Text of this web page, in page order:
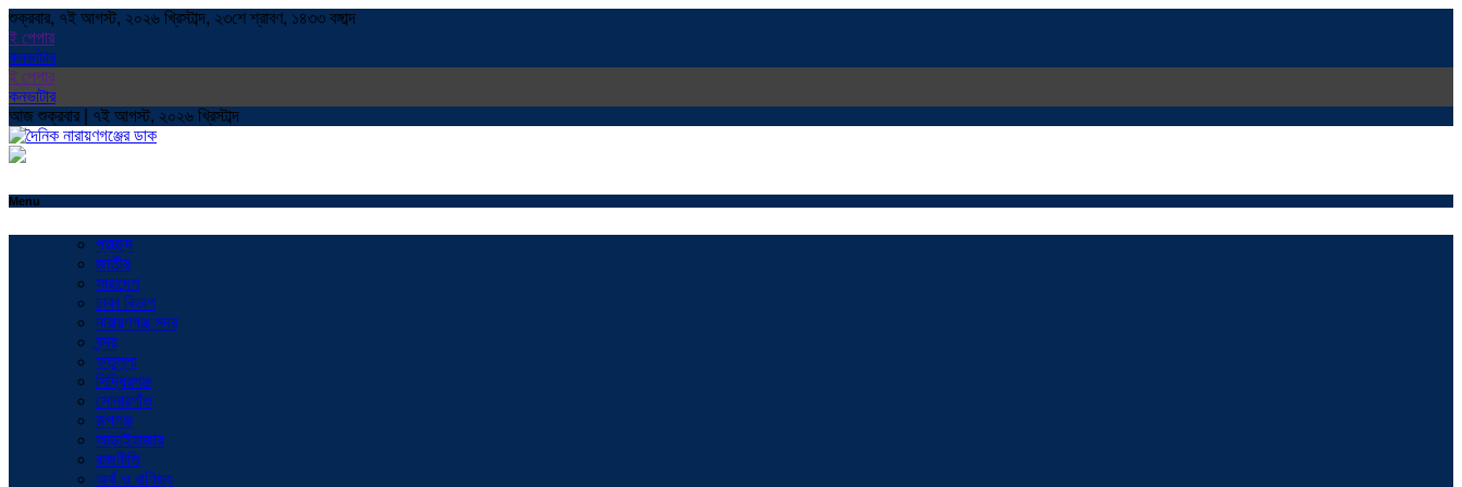
শুক্রবার, ৭ই আগস্ট, ২০২৬ খ্রিস্টাব্দ, ২৩শে শ্রাবণ, ১৪৩৩ বঙ্গাব্দ
ই পেপার
কনভাটার
ই পেপার
কনভাটার
আজ শুক্রবার | ৭ই আগস্ট, ২০২৬ খ্রিস্টাব্দ
Menu
প্রচ্ছদ
জাতীয়
সারাদেশ
ঢাকা বিভাগ
নারায়ণগঞ্জ সদর
বন্দর
ফতুল্লা
সিদ্ধিরগঞ্জ
সোনারগাঁও
রূপগঞ্জ
আড়াইহাজার
রাজনীতি
অর্থ ও বাণিজ্য